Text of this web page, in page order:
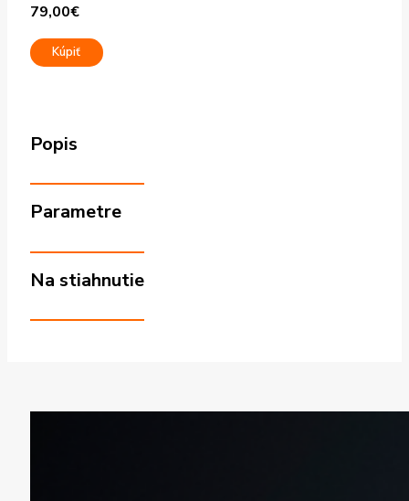
79,00€
Kúpiť
Popis
Parametre
Na stiahnutie